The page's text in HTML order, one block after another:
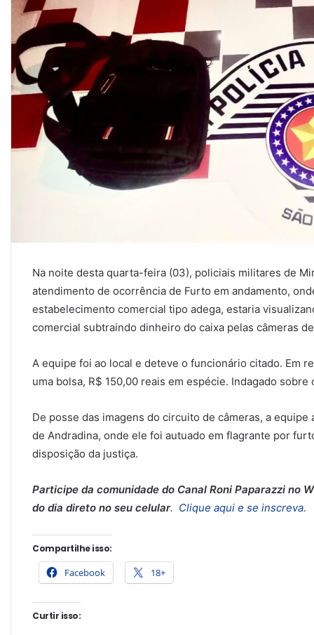
Na noite desta quarta-feira (03), policiais militares de
atendimento de ocorrência de Furto em andamento,
estabelecimento comercial tipo adega, estaria
comercial subtraindo dinheiro do caixa pelas câmeras
A equipe foi ao local e deteve o funcionário citado. Em
uma bolsa, R$ 150,00 reais em espécie. Indagado
De posse das imagens do circuito de câmeras, a
de Andradina, onde ele foi autuado em flagrante por
disposição da justiça.
Participe da comunidade do Canal Roni Paparazzi no
do dia direto no seu celular. Clique aqui e se inscreva.
Compartilhe isso:
Facebook 18+
Curtir isso: